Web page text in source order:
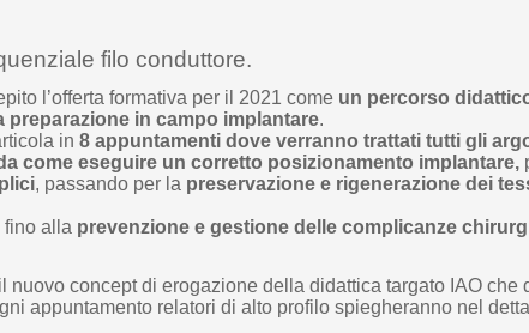
filo conduttore.
l’offerta formativa per il 2021 come un percorso
preparazione in campo implantare.
in 8 appuntamenti dove verranno trattati tutti gli
come eseguire un corretto posizionamento implantare,
, passando per la preservazione e rigenerazione dei
fino alla prevenzione e gestione delle complicanze
nuovo concept di erogazione della didattica targato IAO che
appuntamento relatori di alto profilo spiegheranno nel